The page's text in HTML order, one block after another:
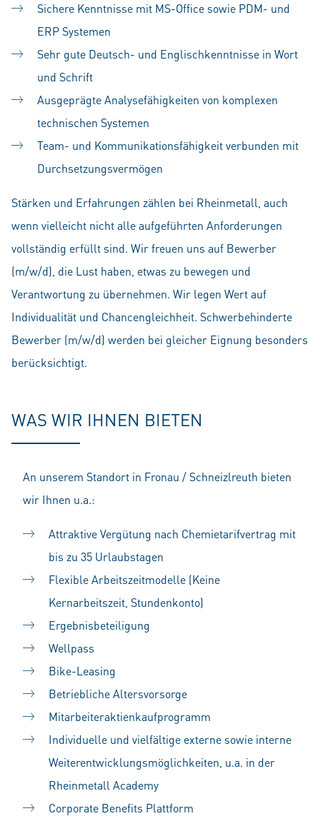
Sichere Kenntnisse mit MS-Office sowie PDM- und
ERP Systemen
Sehr gute Deutsch- und Englischkenntnisse in Wort
und Schrift
Ausgeprägte Analysefähigkeiten von komplexen
technischen Systemen
Team- und Kommunikationsfähigkeit verbunden mit
Durchsetzungsvermögen
Stärken und Erfahrungen zählen bei Rheinmetall, auch
wenn vielleicht nicht alle aufgeführten Anforderungen
vollständig erfüllt sind. Wir freuen uns auf Bewerber
(m/w/d), die Lust haben, etwas zu bewegen und
Verantwortung zu übernehmen. Wir legen Wert auf
Individualität und Chancengleichheit. Schwerbehinderte
Bewerber (m/w/d) werden bei gleicher Eignung besonders
berücksichtigt.
WAS WIR IHNEN BIETEN
An unserem Standort in Fronau / Schneizlreuth bieten
wir Ihnen u.a.:
Attraktive Vergütung nach Chemietarifvertrag mit
bis zu 35 Urlaubstagen
Flexible Arbeitszeitmodelle (Keine
Kernarbeitszeit, Stundenkonto)
Ergebnisbeteiligung
Wellpass
Bike-Leasing
Betriebliche Altersvorsorge
Mitarbeiteraktienkaufprogramm
Individuelle und vielfältige externe sowie interne
Weiterentwicklungsmöglichkeiten, u.a. in der
Rheinmetall Academy
Corporate Benefits Plattform